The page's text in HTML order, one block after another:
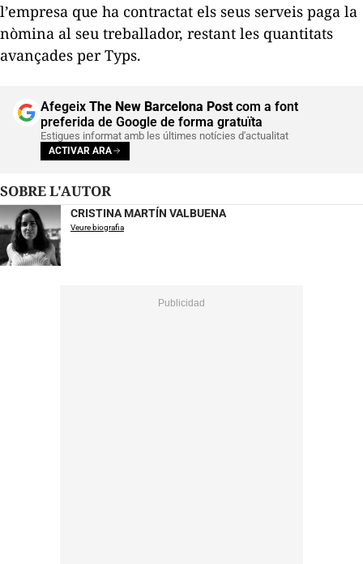
l’empresa que ha contractat els seus serveis paga la
nòmina al seu treballador, restant les quantitats
avançades per Typs.
Afegeix The New Barcelona Postcom a font
preferida de Google de forma gratuïta
Estigues informat amb les últimes notícies d'actualitat
ACTIVAR ARA
SOBRE L'AUTOR
CRISTINA MARTÍN VALBUENA
Veure biografia